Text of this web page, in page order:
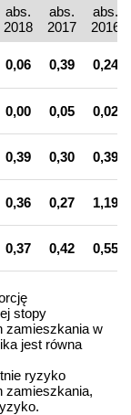
abs.
2018
abs.
2017
abs.
2016
0,06 0,39 0,24
0,00 0,05 0,02
0,39 0,30 0,39
0,36 0,27 1,19
0,37 0,42 0,55
stopy
zamieszkania w
jest równa
ryzyko
zamieszkania,